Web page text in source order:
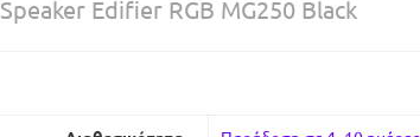
Speaker Edifier RGB MG250 Black